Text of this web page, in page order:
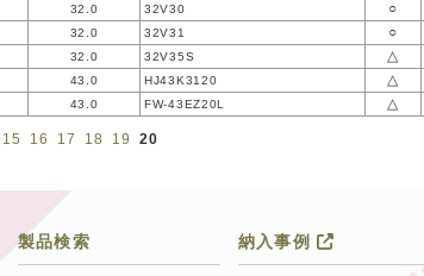
32.0 32V30 ○
32.0 32V31 ○
32.0 32V35S △
43.0 HJ43K3120 △
43.0 FW-43EZ20L △
15 16 17 18 19 20
納入事例
製品検索